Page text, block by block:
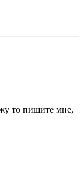
то пишите мне,